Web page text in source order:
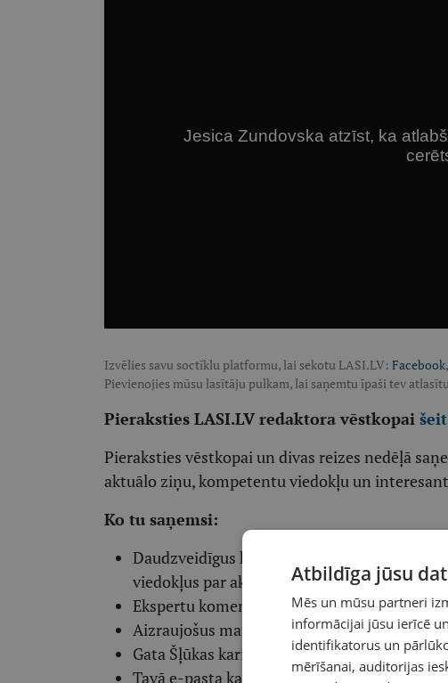
Izvēlies savu soctīklu platformu, lai sekotu LASI.LV: Facebook,
Pievienojies mūsu lasītāju pulkam, lai saņemtu īpaši tev
Pieraksties LASI.LV redaktora vēstkopai šeit
Pieraksties vēstkopai un divas reizes nedēļā
aktuālo ziņu, kompetentu viedokļu un
Ko tu saņemsi:
Daudzveidīgus komentārus un kompetentus
viedokļus par aktuālo
Ekspertu komentārus par dažādiem
Aizraujošus materiālus par vēsturi,
Gata Šļūkas karikatūru
Tavā e-pasta kastītē katru ceturtdienu
Atbildīga jūsu
Mēs un mūsu partneri
informācijai jūsu ierīcē
identifikatorus un
mērīšanai, auditorijas